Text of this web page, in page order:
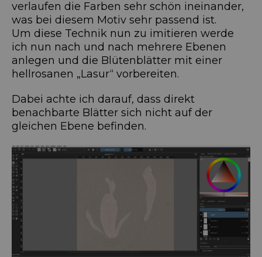
verlaufen die Farben sehr schön ineinander,
was bei diesem Motiv sehr passend ist.
Um diese Technik nun zu imitieren werde
ich nun nach und nach mehrere Ebenen
anlegen und die Blütenblätter mit einer
hellrosanen „Lasur“ vorbereiten.
Dabei achte ich darauf, dass direkt
benachbarte Blätter sich nicht auf der
gleichen Ebene befinden.